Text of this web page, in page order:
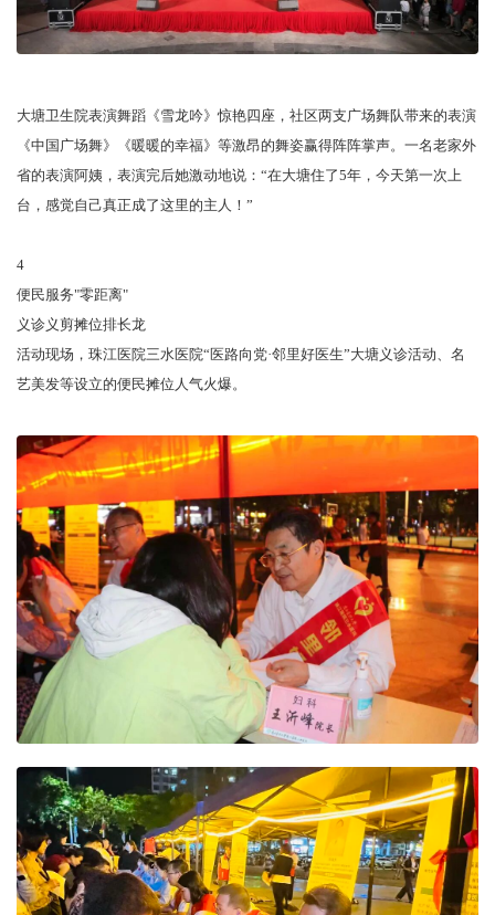
大塘卫生院表演舞蹈《雪龙吟》惊艳四座，社区两支广场舞队带来的表演
《中国广场舞》《暖暖的幸福》等激昂的舞姿赢得阵阵掌声。一名老家外
省的表演阿姨，表演完后她激动地说：“在大塘住了5年，今天第一次上
台，感觉自己真正成了这里的主人！”
4
便民服务"零距离"
义诊义剪摊位排长龙
活动现场，珠江医院三水医院“医路向党·邻里好医生”大塘义诊活动、名
艺美发等设立的便民摊位人气火爆。